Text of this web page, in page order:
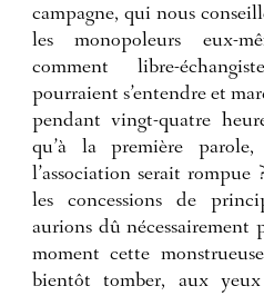
campagne, qui nous
les monopoleurs eux-
comment libre-
pourraient s’entendre et
pendant vingt-quatre
qu’à la première
l’association serait rompue
les concessions de
aurions dû nécessairement
moment cette
bientôt tomber, aux